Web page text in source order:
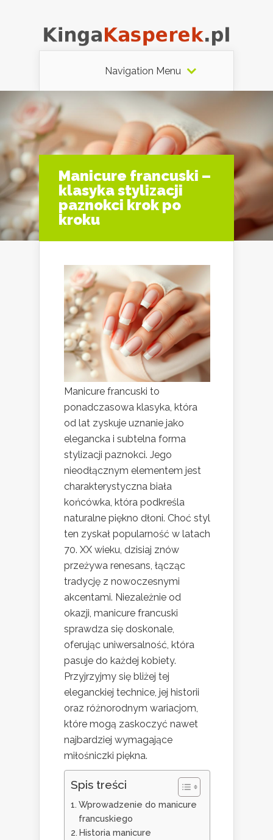
Navigation Menu
Manicure francuski –
klasyka stylizacji
paznokci krok po
kroku
Manicure francuski to
ponadczasowa klasyka, która
od lat zyskuje uznanie jako
elegancka i subtelna forma
stylizacji paznokci. Jego
nieodłącznym elementem jest
charakterystyczna biała
końcówka, która podkreśla
naturalne piękno dłoni. Choć styl
ten zyskał popularność w latach
70. XX wieku, dzisiaj znów
przeżywa renesans, łącząc
tradycję z nowoczesnymi
akcentami. Niezależnie od
okazji, manicure francuski
sprawdza się doskonale,
oferując uniwersalność, która
pasuje do każdej kobiety.
Przyjrzyjmy się bliżej tej
eleganckiej technice, jej historii
oraz różnorodnym wariacjom,
które mogą zaskoczyć nawet
najbardziej wymagające
miłośniczki piękna.
Spis treści
Wprowadzenie do manicure
francuskiego
Historia manicure